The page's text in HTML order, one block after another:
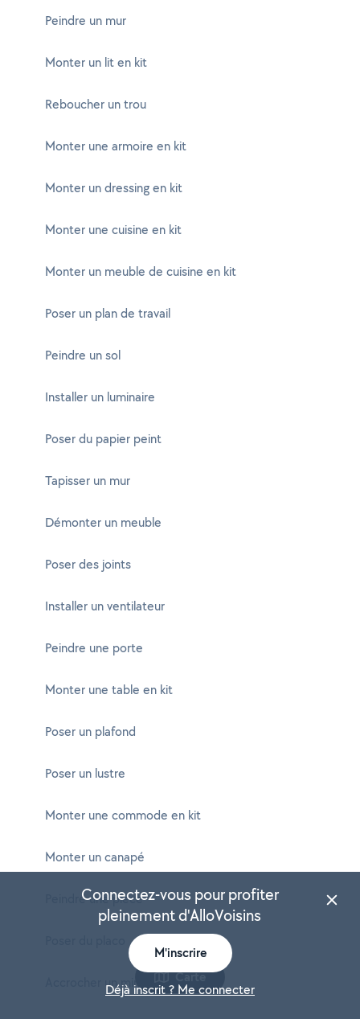
Peindre un mur
Monter un lit en kit
Reboucher un trou
Monter une armoire en kit
Monter un dressing en kit
Monter une cuisine en kit
Monter un meuble de cuisine en kit
Poser un plan de travail
Peindre un sol
Installer un luminaire
Poser du papier peint
Tapisser un mur
Démonter un meuble
Poser des joints
Installer un ventilateur
Peindre une porte
Monter une table en kit
Poser un plafond
Poser un lustre
Monter une commode en kit
Monter un canapé
Peindre une pièce
Accrocher un miroir Carte
Connectez-vous pour profiter
pleinement d'AlloVoisins
M'inscrire
Déjà inscrit ? Me connecter